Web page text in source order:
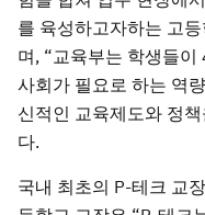
를 육성하고자하는 고
며, “교육부는 학생들
사회가 필요로 하는 역
신적인 교육제도와 정
다.
국내 최초의 P-테크 교